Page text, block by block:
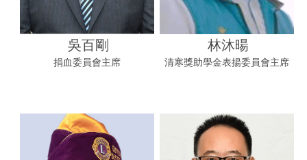
吳百剛
捐血委員會主席
林沐暘
清寒獎助學金表揚委員會主席